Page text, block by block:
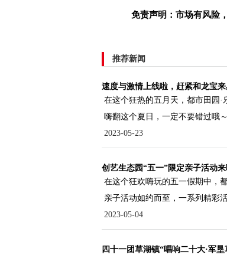
免责声明：市场有风险
推荐新闻
速度与激情上线啦，赶紧和龙宝
在这个狂热的五月天，都市田园
嗨翻这个夏日，一定不要错过哦
2023-05-23
创艺生态园“五一”限定亲子活动
在这个狂欢嗨玩的五一假期中，
亲子活动如约而至，一系列精彩
2023-05-04
四十一团草湖镇“唱响二十大·军